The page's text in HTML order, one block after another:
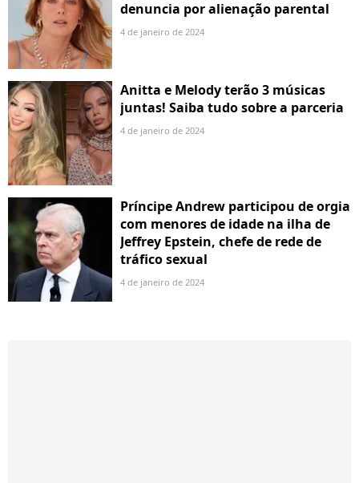
denuncia por alienação parental
4 de janeiro de 2024
Anitta e Melody terão 3 músicas
juntas! Saiba tudo sobre a parceria
4 de janeiro de 2024
Príncipe Andrew participou de orgia
com menores de idade na ilha de
Jeffrey Epstein, chefe de rede de
tráfico sexual
4 de janeiro de 2024